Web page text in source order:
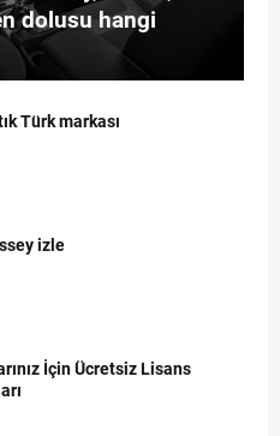
dolusu hangi
Türk markası
izle
İçin Ücretsiz Lisans